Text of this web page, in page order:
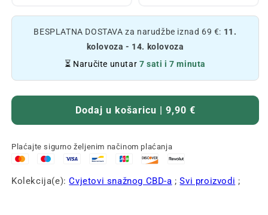
BESPLATNA DOSTAVA za narudžbe iznad 69 €: 11.
kolovoza - 14. kolovoza
⏳ Naručite unutar 7 sati i 7 minuta
Dodaj u košaricu | 9,90 €
Plaćajte sigurno željenim načinom plaćanja
Kolekcija(e):Cvjetovi snažnog CBD-a ;Svi proizvodi ;